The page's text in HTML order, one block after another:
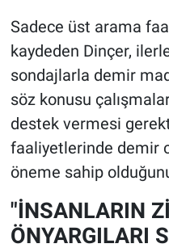
Sadece üst arama
kaydeden Dinçer,
sondajlarla demir
söz konusu
destek vermesi
faaliyetlerinde demir
öneme sahip
"İNSANLARIN
ÖNYARGILARI